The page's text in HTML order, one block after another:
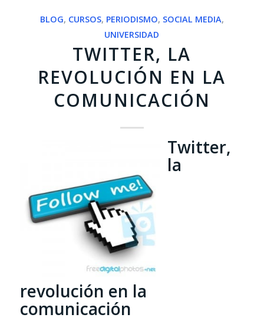
BLOG, CURSOS, PERIODISMO, SOCIAL MEDIA,
UNIVERSIDAD
TWITTER, LA
REVOLUCIÓN EN LA
COMUNICACIÓN
Twitter,
la
revolución en la
comunicación